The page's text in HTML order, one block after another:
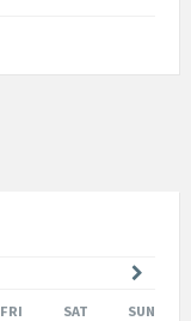
FRI SAT SUN